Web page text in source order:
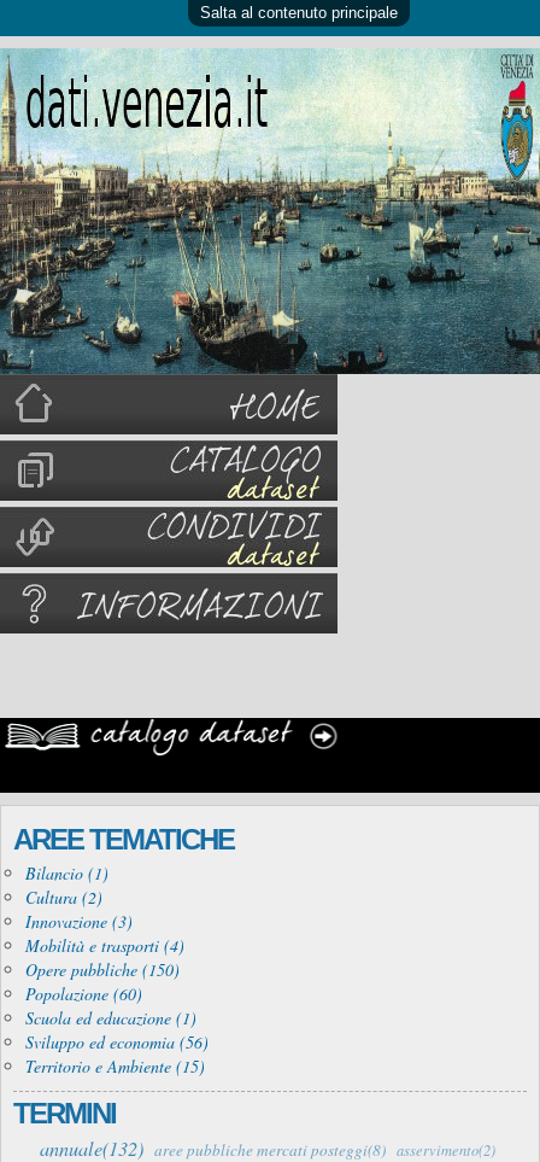
Salta al contenuto principale
AREE TEMATICHE
Bilancio (1)
Cultura (2)
Innovazione (3)
Mobilità e trasporti (4)
Opere pubbliche (150)
Popolazione (60)
Scuola ed educazione (1)
Sviluppo ed economia (56)
Territorio e Ambiente (15)
TERMINI
annuale(132) aree pubbliche mercati posteggi(8) asservimento(2)